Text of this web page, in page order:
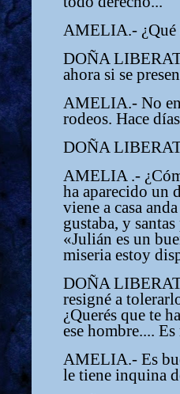
AMELIA.- ¿Qué
DOÑA
ahora si se
AMELIA.- No
rodeos. Hace
DOÑA
AMELIA .-
ha aparecido un
viene a casa
gustaba, y
«Julián es un
miseria estoy
DOÑA
resigné a
¿Querés que te
ese hombre....
AMELIA.- Es
le tiene inquina